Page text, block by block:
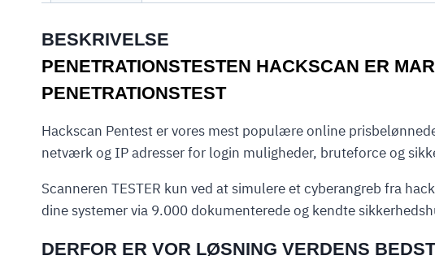
BESKRIVELSE
PENETRATIONSTESTEN HACKSCAN ER
PENETRATIONSTEST
Hackscan Pentest er vores mest populære online
netværk og IP adresser for login muligheder, bruteforce og
Scanneren TESTER kun ved at simulere et cyberangreb fra
dine systemer via 9.000 dokumenterede og kendte
DERFOR ER VOR LØSNING VERDENS